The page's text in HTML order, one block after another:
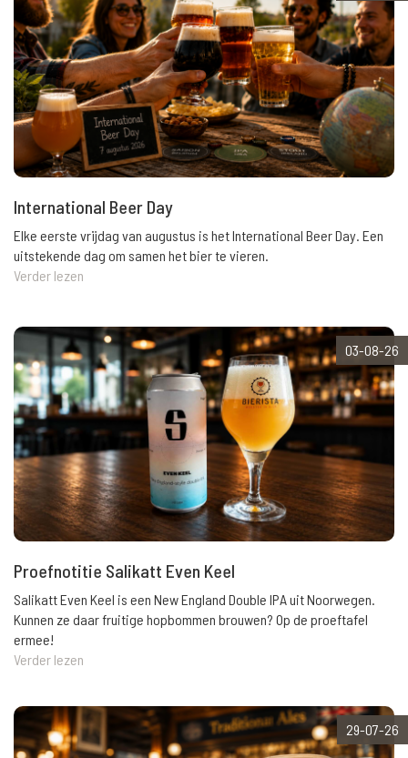
International Beer Day
Elke eerste vrijdag van augustus is het International Beer Day. Een
uitstekende dag om samen het bier te vieren.
Verder lezen
03-08-26
Proefnotitie Salikatt Even Keel
Salikatt Even Keel is een New England Double IPA uit Noorwegen.
Kunnen ze daar fruitige hopbommen brouwen? Op de proeftafel
ermee!
Verder lezen
29-07-26